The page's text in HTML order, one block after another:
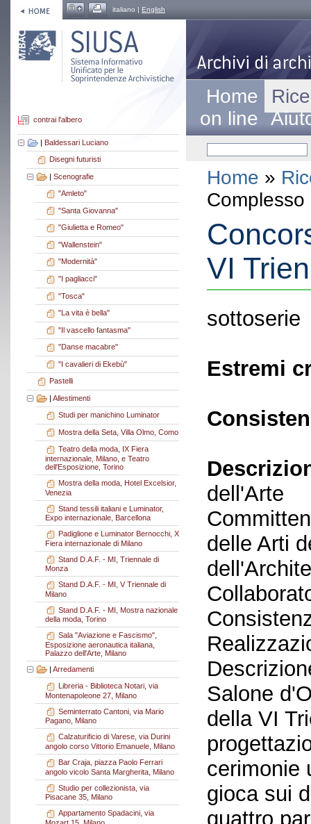
italiano | English
contrai l'albero
| Baldessari Luciano
Disegni futuristi
| Scenografie
"Amleto"
"Santa Giovanna"
"Giulietta e Romeo"
"Wallenstein"
"Modernità"
"I pagliacci"
"Tosca"
"La vita è bella"
"Il vascello fantasma"
"Danse macabre"
"I cavalieri di Ekebù"
Pastelli
| Allestimenti
Studi per manichino Luminator
Mostra della Seta, Villa Olmo, Como
Teatro della moda, IX Fiera
internazionale, Milano, e Teatro
dell'Esposizione, Torino
Mostra della moda, Hotel Excelsior,
Venezia
Stand tessili italiani e Luminator,
Expo internazionale, Barcellona
Padiglione e Luminator Bernocchi, X
Fiera internazionale di Milano
Stand D.A.F. - MI, Triennale di
Monza
Stand D.A.F. - MI, V Triennale di
Milano
Stand D.A.F. - MI, Mostra nazionale
della moda, Torino
Sala "Aviazione e Fascismo",
Esposizione aeronautica italiana,
Palazzo dell'Arte, Milano
| Arredamenti
Libreria - Biblioteca Notari, via
Montenapoleone 27, Milano
Seminterrato Cantoni, via Mario
Pagano, Milano
Calzaturificio di Varese, via Durini
angolo corso Vittorio Emanuele, Milano
Bar Craja, piazza Paolo Ferrari
angolo vicolo Santa Margherita, Milano
Studio per collezionista, via
Pisacane 35, Milano
Appartamento Spadacini, via
Home
on line
Home »
VI
sottoserie
Estremi
dell'Arte
delle Arti
Salone
della VI
cerimonie
gioca sui
quattro